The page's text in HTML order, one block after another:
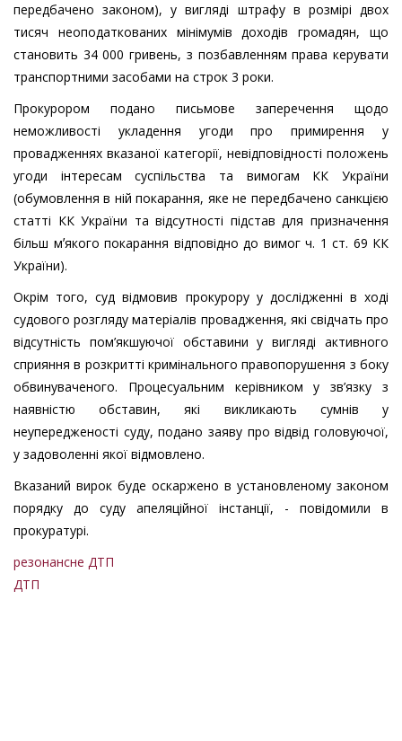
передбачено законом), у вигляді штрафу в розмірі двох
тисяч неоподаткованих мінімумів доходів громадян, що
становить 34 000 гривень, з позбавленням права керувати
транспортними засобами на строк 3 роки.
Прокурором подано письмове заперечення щодо
неможливості укладення угоди про примирення у
провадженнях вказаної категорії, невідповідності положень
угоди інтересам суспільства та вимогам КК України
(обумовлення в ній покарання, яке не передбачено санкцією
статті КК України та відсутності підстав для призначення
більш мʼякого покарання відповідно до вимог ч. 1 ст. 69 КК
України).
Окрім того, суд відмовив прокурору у дослідженні в ході
судового розгляду матеріалів провадження, які свідчать про
відсутність пом’якшуючої обставини у вигляді активного
сприяння в розкритті кримінального правопорушення з боку
обвинуваченого. Процесуальним керівником у зв’язку з
наявністю обставин, які викликають сумнів у
неупередженості суду, подано заяву про відвід головуючої,
у задоволенні якої відмовлено.
Вказаний вирок буде оскаржено в установленому законом
порядку до суду апеляційної інстанції, - повідомили в
прокуратурі.
резонансне ДТП
ДТП